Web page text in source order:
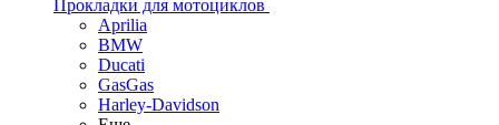
Прокладки для мотоциклов
Aprilia
BMW
Ducati
GasGas
Harley-Davidson